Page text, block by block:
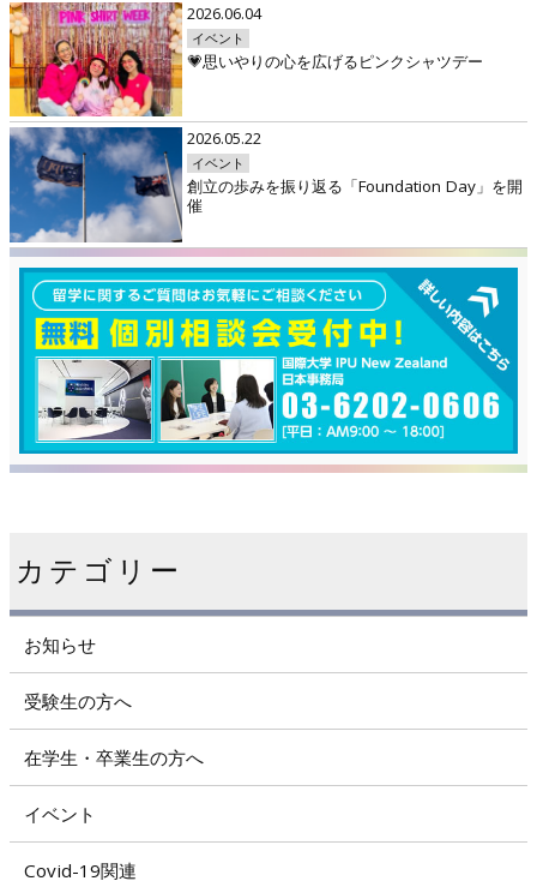
2026.06.04
イベント
💗思いやりの心を広げるピンクシャツデー
2026.05.22
イベント
創立の歩みを振り返る「Foundation Day」を開
催
カテゴリー
お知らせ
受験生の方へ
在学生・卒業生の方へ
イベント
Covid-19関連